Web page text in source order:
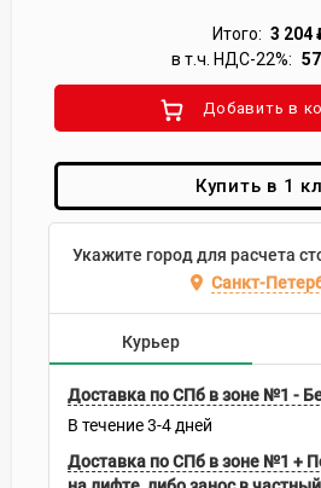
Итого: 3 204
в т.ч. НДС-22%:
Добавить в
Купить в 1
Укажите город для расчета
Санкт-
Курьер
Доставка по СПб в зоне №1 -
В течение3-4 дней
Доставка по СПб в зоне №1 +